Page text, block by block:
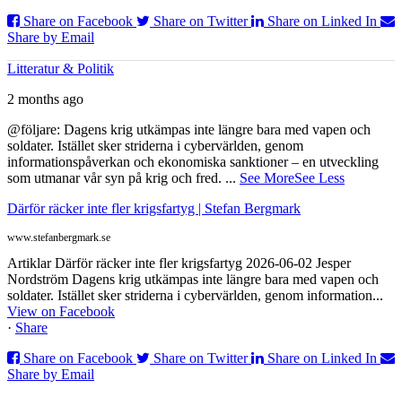
Share on Facebook
Share on Twitter
Share on Linked In
Share by Email
Litteratur & Politik
2 months ago
@följare: Dagens krig utkämpas inte längre bara med vapen och
soldater. Istället sker striderna i cybervärlden, genom
informationspåverkan och ekonomiska sanktioner – en utveckling
som utmanar vår syn på krig och fred. ... See MoreSee Less
Därför räcker inte fler krigsfartyg | Stefan Bergmark
www.stefanbergmark.se
Artiklar Därför räcker inte fler krigsfartyg 2026-06-02 Jesper
Nordström Dagens krig utkämpas inte längre bara med vapen och
soldater. Istället sker striderna i cybervärlden, genom information...
View on Facebook
· Share
Share on Facebook
Share on Twitter
Share on Linked In
Share by Email